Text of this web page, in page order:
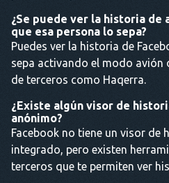
¿Se puede ver la historia de
que esa persona lo sepa?
Puedes ver la historia de
sepa activando el modo
de terceros como Haqerra.
¿Existe algún visor de
anónimo?
Facebook no tiene un visor de
integrado, pero existen
terceros que te permiten ver